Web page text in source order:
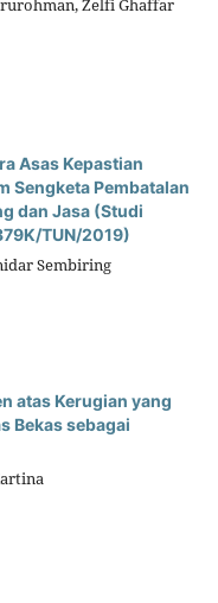
Asas Kepastian
Sengketa Pembatalan
dan Jasa (Studi
TUN/2019)
Sembiring
atas Kerugian yang
Bekas sebagai